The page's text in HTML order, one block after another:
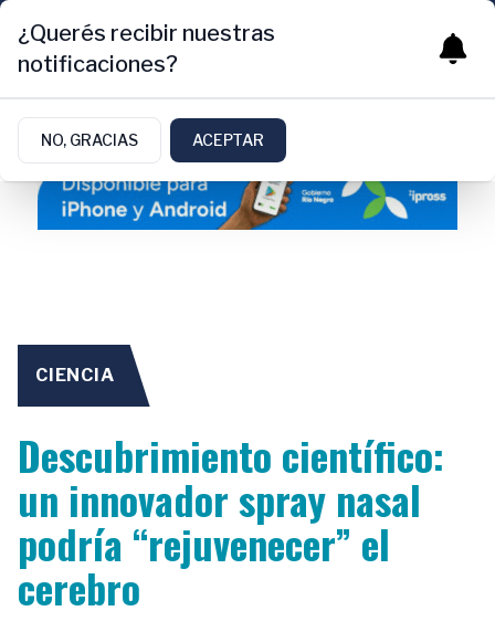
CIENCIA
Descubrimiento científico:
un innovador spray nasal
podría “rejuvenecer” el
cerebro
¿Querés recibir nuestras
notificaciones?
NO, GRACIAS ACEPTAR